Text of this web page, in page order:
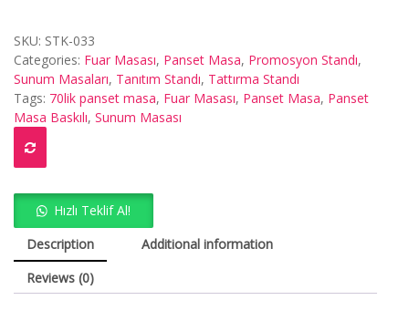
SKU: STK-033
Categories: Fuar Masası, Panset Masa, Promosyon Standı,
Sunum Masaları, Tanıtım Standı, Tattırma Standı
Tags: 70lik panset masa, Fuar Masası, Panset Masa, Panset
Masa Baskılı, Sunum Masası
Hızlı Teklif Al!
Description
Additional information
Reviews (0)